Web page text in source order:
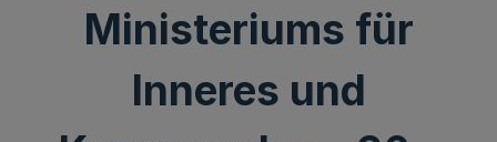
Ministeriums für
Inneres und